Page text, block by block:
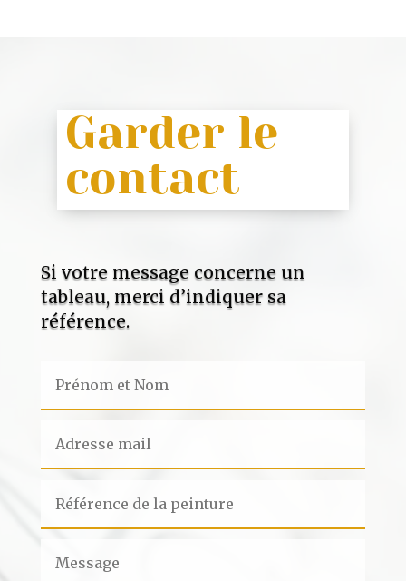
Garder le
contact
Si votre message concerne un
tableau, merci d’indiquer sa
référence.